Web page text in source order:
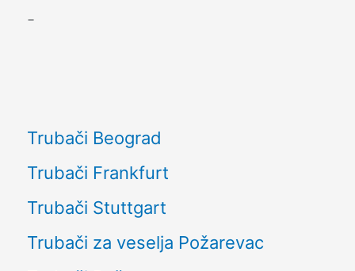
-
Trubači Beograd
Trubači Frankfurt
Trubači Stuttgart
Trubači za veselja Požarevac